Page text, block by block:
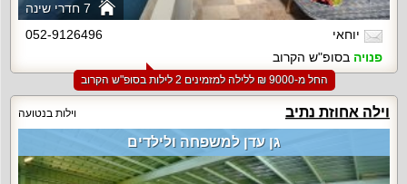
7 חדרי שינה
יוחאי
052-9126496
פנויה בסופ"ש הקרוב
החל מ-‏9000 ₪ ללילה למזמינים 2 לילות בסופ"ש הקרוב
וילה אחוזת נתיב וילות בנטועה
גן עדן למשפחה ולילדים